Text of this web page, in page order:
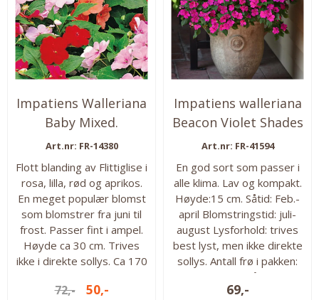
Impatiens Walleriana
Baby Mixed.
Flittiglise - ...
Art.nr: FR-14380
Flott blanding av Flittiglise i
rosa, lilla, rød og aprikos.
En meget populær blomst
som blomstrer fra juni til
frost. Passer fint i ampel.
Høyde ca 30 cm. Trives
ikke i direkte sollys. Ca 170
Såtid: Feb.-april
72,- 50,-
Impatiens walleriana
Beacon Violet Shades
-Frø- ...
Art.nr: FR-41594
En god sort som passer i
alle klima. Lav og kompakt.
Høyde:15 cm. Såtid: Feb.-
april Blomstringstid: juli-
august Lysforhold: trives
best lyst, men ikke direkte
sollys. Antall frø i pakken:
20 frø Ettårig
69,-